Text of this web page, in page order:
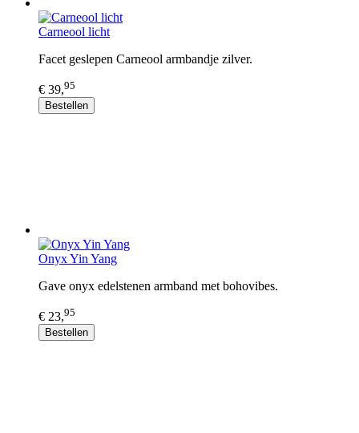
Carneool licht
Facet geslepen Carneool armbandje zilver.
€ 39,95
Bestellen
Onyx Yin Yang
Gave onyx edelstenen armband met bohovibes.
€ 23,95
Bestellen